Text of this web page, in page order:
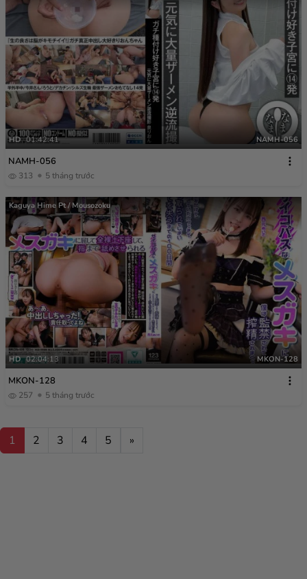
HD 01:42:41 NAMH-056
NAMH-056
313 5 tháng trước
Kaguya Hime Pt / Mousozoku
HD 02:04:13 MKON-128
MKON-128
257 5 tháng trước
1 2 3 4 5 »